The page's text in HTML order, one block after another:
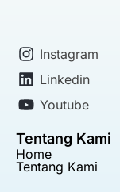
Instagram
Linkedin
Youtube
Tentang Kami
Home
Tentang Kami